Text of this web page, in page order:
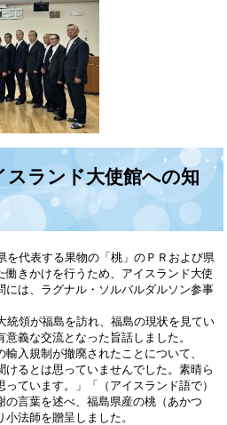
ランド大使館への知
代表する果物の「桃」のＰＲおよび県
きかけを行うため、アイスランド大使
には、ラグナル・ソルバルダルソン参事
領が福島を訪れ、福島の現状を見てい
義な交流となった旨話しました。
入規制が撤廃されたことについて、
けるとは思っていませんでした。素晴ら
ています。」「（アイスランド語で）
の言葉を述べ、福島県産の桃（あかつ
法師を贈呈しました。